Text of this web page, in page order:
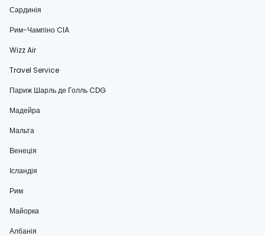
Сардинія
Рим-Чампіно CIA
Wizz Air
Travel Service
Париж Шарль де Голль CDG
Мадейра
Мальта
Венеція
Ісландія
Рим
Майорка
Албанія